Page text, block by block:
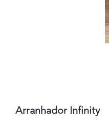
Arranhador Infinity